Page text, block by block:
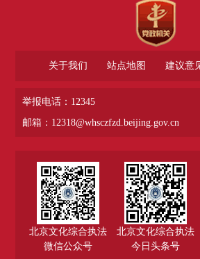
关于我们 站点地图 建议意
举报电话：12345
邮箱：12318@whsczfzd.beijing.gov.cn
北京文化综合执法
微信公众号
北京文化综合执法
今日头条号